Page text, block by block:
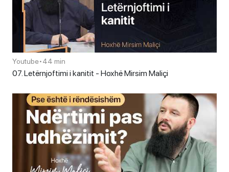
Youtube•44 min
07. Letërnjoftimi i kanitit - Hoxhë Mirsim Maliçi